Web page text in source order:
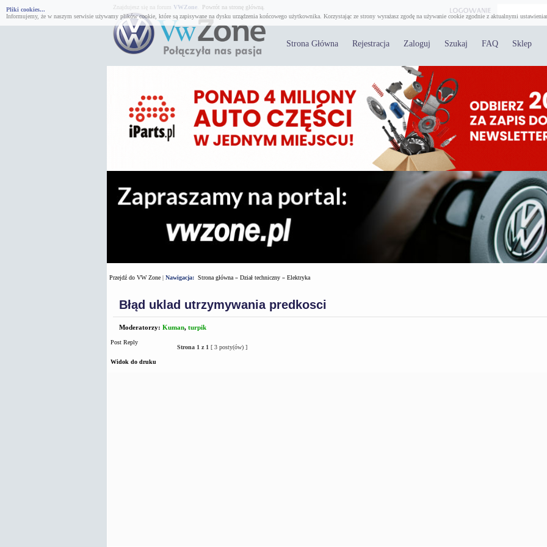
Pliki cookies...
Informujemy, że w naszym serwisie używamy plików cookie, które są zapisywane na dysku urządzenia końcowego użytkownika. Korzystając ze strony wyrażasz zgodę na używanie cookie zgodnie z aktualnymi
Znajdujesz się na forum VWZone. Powrót na stronę główną.
Strona Główna Rejestracja Zaloguj Szukaj FAQ Sklep
Przejdź do VW Zone| Nawigacja: Strona główna» Dział techniczny» Elektryka
Błąd uklad utrzymywania predkosci
Moderatorzy: Kuman, turpik
Post Reply
Strona 1 z 1 [ 3 posty(ów) ]
Widok do druku